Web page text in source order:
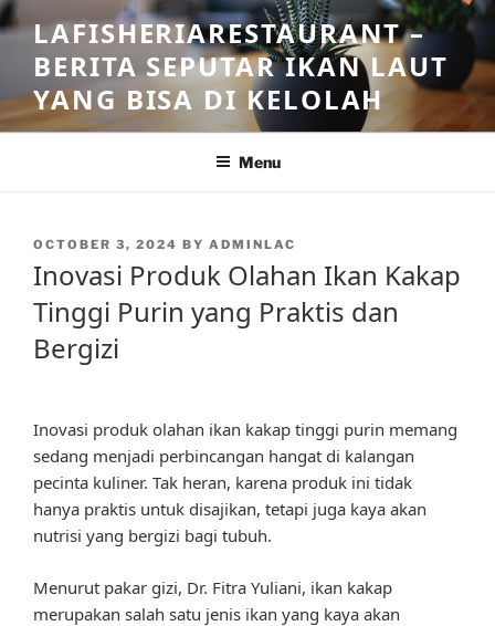
Skip
to
content
LAFISHERIARESTAURANT –
BERITA SEPUTAR IKAN LAUT
YANG BISA DI KELOLAH
Menu
POSTED
OCTOBER 3, 2024 BY ADMINLAC
Inovasi Produk Olahan Ikan Kakap
Tinggi Purin yang Praktis dan
Bergizi
Inovasi produk olahan ikan kakap tinggi purin memang
sedang menjadi perbincangan hangat di kalangan
pecinta kuliner. Tak heran, karena produk ini tidak
hanya praktis untuk disajikan, tetapi juga kaya akan
nutrisi yang bergizi bagi tubuh.
Menurut pakar gizi, Dr. Fitra Yuliani, ikan kakap
merupakan salah satu jenis ikan yang kaya akan